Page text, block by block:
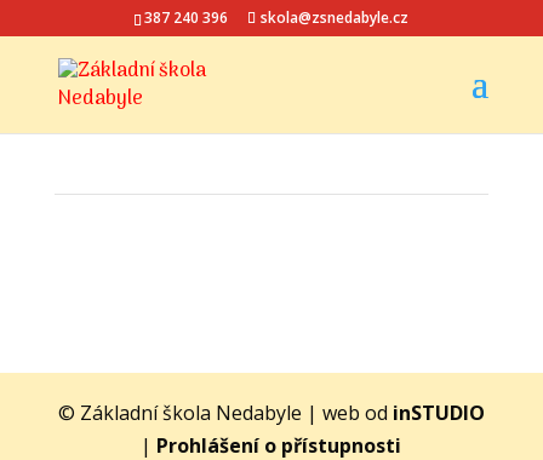
387 240 396 skola@zsnedabyle.cz
© Základní škola Nedabyle | web od inSTUDIO
| Prohlášení o přístupnosti